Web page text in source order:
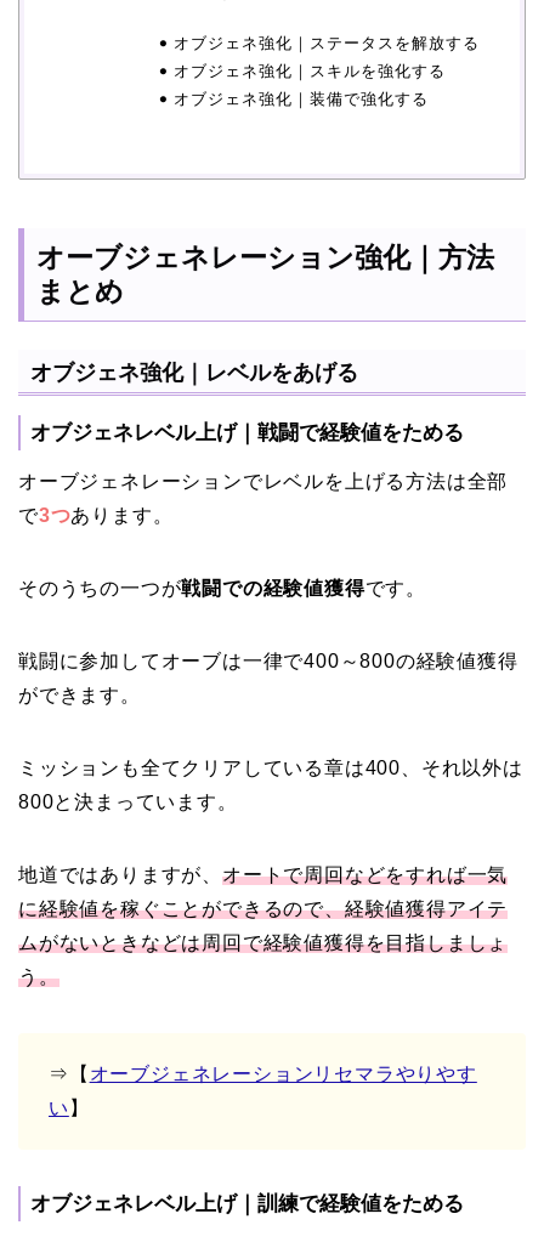
オブジェネ強化｜ステータスを解放する
オブジェネ強化｜スキルを強化する
オブジェネ強化｜装備で強化する
オーブジェネレーション強化｜方法
まとめ
オブジェネ強化｜レベルをあげる
オブジェネレベル上げ｜戦闘で経験値をためる
オーブジェネレーションでレベルを上げる方法は全部
で3つあります。
そのうちの一つが戦闘での経験値獲得です。
戦闘に参加してオーブは一律で400～800の経験値獲得
ができます。
ミッションも全てクリアしている章は400、それ以外は
800と決まっています。
地道ではありますが、 オートで周回などをすれば一気
に経験値を稼ぐことができるので、経験値獲得アイテ
ムがないときなどは周回で経験値獲得を目指しましょ
う。
⇒【 オーブジェネレーションリセマラやりやす
い 】
オブジェネレベル上げ｜訓練で経験値をためる